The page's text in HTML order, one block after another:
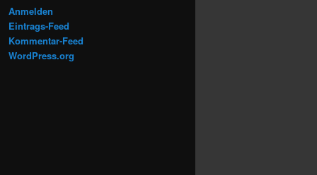
Anmelden
Eintrags-Feed
Kommentar-Feed
WordPress.org